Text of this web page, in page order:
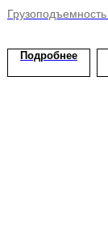
АКБ, высота
Грузоподъемность
Подробнее